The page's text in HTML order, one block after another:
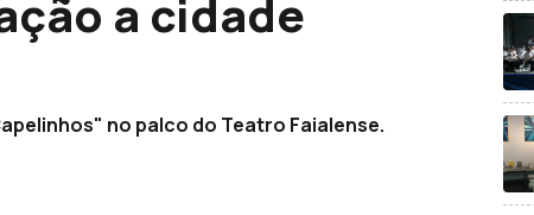
a cidade
no palco do Teatro Faialense.